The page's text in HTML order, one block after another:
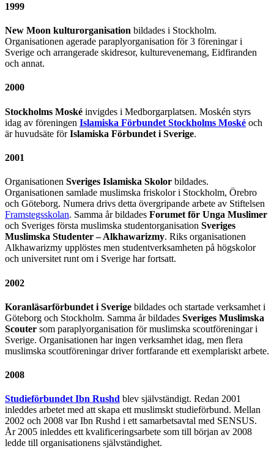
1999
New Moon kulturorganisation bildades i Stockholm.
Organisationen agerade paraplyorganisation för 3 föreningar i
Sverige och arrangerade skidresor, kulturevenemang, Eidfiranden
och annat.
2000
Stockholms Moské invigdes i Medborgarplatsen. Moskén styrs
idag av föreningen Islamiska Förbundet Stockholms Moské och
är huvudsäte förIslamiska Förbundet i Sverige.
2001
Organisationen Sveriges Islamiska Skolor bildades.
Organisationen samlade muslimska friskolor i Stockholm, Örebro
och Göteborg. Numera drivs detta övergripande arbete av Stiftelsen
Framstegsskolan. Samma år bildades Forumet för Unga Muslimer
och Sveriges första muslimska studentorganisation Sveriges
Muslimska Studenter – Alkhawarizmy. Riks organisationen
Alkhawarizmy upplöstes men studentverksamheten på högskolor
och universitet runt om i Sverige har fortsatt.
2002
Koranläsarförbundet i Sverige bildades och startade verksamhet i
Göteborg och Stockholm. Samma år bildades Sveriges Muslimska
Scouter som paraplyorganisation för muslimska scoutföreningar i
Sverige. Organisationen har ingen verksamhet idag, men flera
muslimska scoutföreningar driver fortfarande ett exemplariskt arbete.
2008
Studieförbundet Ibn Rushd blev självständigt. Redan 2001
inleddes arbetet med att skapa ett muslimskt studieförbund. Mellan
2002 och 2008 var Ibn Rushd i ett samarbetsavtal med SENSUS.
År 2005 inleddes ett kvalificeringsarbete som till början av 2008
ledde till organisationens självständighet.